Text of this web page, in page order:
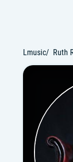
Lmusic Ruth